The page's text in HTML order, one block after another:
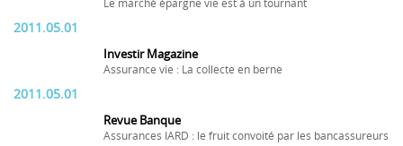
Le marché épargne vie est à un tournant
2011.05.01
Investir Magazine
Assurance vie : La collecte en berne
2011.05.01
Revue Banque
Assurances IARD : le fruit convoité par les bancassureurs